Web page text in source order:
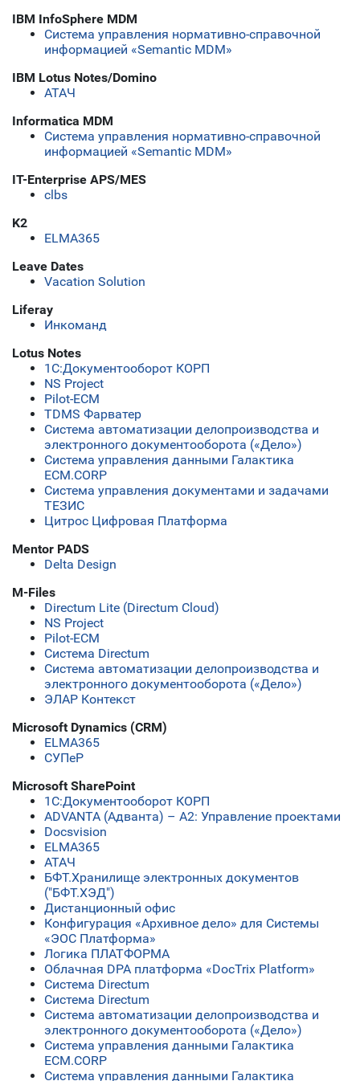
IBM InfoSphere MDM
Система управления нормативно-справочной
информацией «Semantic MDM»
IBM Lotus Notes/Domino
АТАЧ
Informatica MDM
Система управления нормативно-справочной
информацией «Semantic MDM»
IT-Enterprise APS/MES
clbs
K2
ELMA365
Leave Dates
Vacation Solution
Liferay
Инкоманд
Lotus Notes
1C:Документооборот КОРП
NS Project
Pilot-ECM
TDMS Фарватер
Система автоматизации делопроизводства и
электронного документооборота («Дело»)
Система управления данными Галактика
ECM.CORP
Система управления документами и задачами
ТЕЗИС
Цитрос Цифровая Платформа
Mentor PADS
Delta Design
M-Files
Directum Lite (Directum Cloud)
NS Project
Pilot-ECM
Система Directum
Система автоматизации делопроизводства и
электронного документооборота («Дело»)
ЭЛАР Контекст
Microsoft Dynamics (CRM)
ELMA365
СУПеР
Microsoft SharePoint
1C:Документооборот КОРП
ADVANTA (Адванта) – А2: Управление проектами
Docsvision
ELMA365
АТАЧ
БФТ.Хранилище электронных документов
("БФТ.ХЭД")
Дистанционный офис
Конфигурация «Архивное дело» для Системы
«ЭОС Платформа»
Логика ПЛАТФОРМА
Облачная DPA платформа «DocTrix Platform»
Система Directum
Система Directum
Система автоматизации делопроизводства и
электронного документооборота («Дело»)
Система управления данными Галактика
ECM.CORP
Система управления данными Галактика